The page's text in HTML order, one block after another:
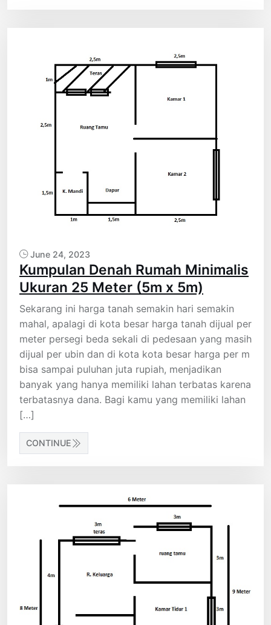
June 24, 2023
Kumpulan Denah Rumah Minimalis
Ukuran 25 Meter (5m x 5m)
Sekarang ini harga tanah semakin hari semakin
mahal, apalagi di kota besar harga tanah dijual per
meter persegi beda sekali di pedesaan yang masih
dijual per ubin dan di kota kota besar harga per m
bisa sampai puluhan juta rupiah, menjadikan
banyak yang hanya memiliki lahan terbatas karena
terbatasnya dana. Bagi kamu yang memiliki lahan
[…]
CONTINUE